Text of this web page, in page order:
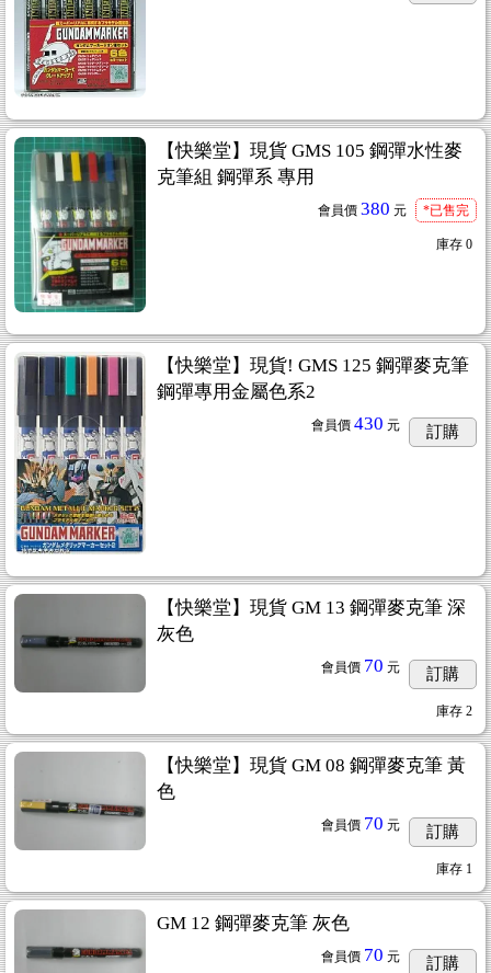
【快樂堂】現貨 GMS 105 鋼彈水性麥
克筆組 鋼彈系 專用
會員價 380 元 *已售完
庫存 0
【快樂堂】現貨! GMS 125 鋼彈麥克筆
鋼彈專用金屬色系2
會員價 430 元 訂購
【快樂堂】現貨 GM 13 鋼彈麥克筆 深
灰色
會員價 70 元 訂購
庫存 2
【快樂堂】現貨 GM 08 鋼彈麥克筆 黃
色
會員價 70 元 訂購
庫存 1
GM 12 鋼彈麥克筆 灰色
會員價 70 元 訂購